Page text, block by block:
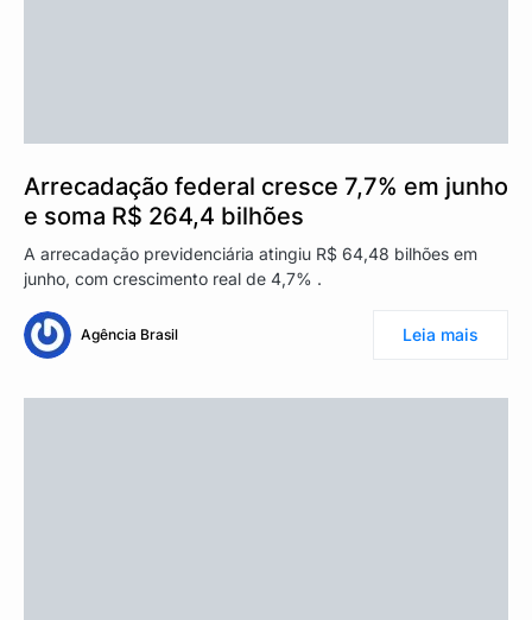
Arrecadação federal cresce 7,7% em junho
e soma R$ 264,4 bilhões
A arrecadação previdenciária atingiu R$ 64,48 bilhões em
junho, com crescimento real de 4,7% .
Agência Brasil Leia mais